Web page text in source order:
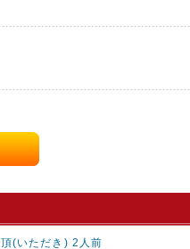
頂(いただき) 2人前